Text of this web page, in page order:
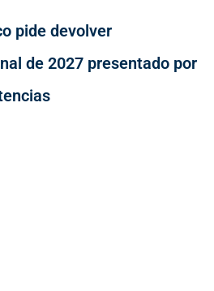
pide devolver
de 2027 presentado por